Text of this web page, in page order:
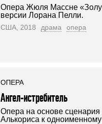
Опера Жюля Массне
версии Лорана Пелли.
США, 2018 драма опера
ОПЕРА
Ангел-истребитель
Опера на основе
Алькориса к